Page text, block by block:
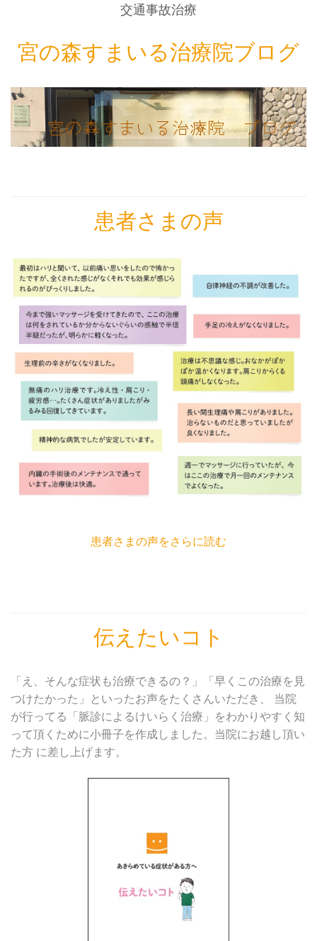
交通事故治療
宮の森すまいる治療院ブログ
患者さまの声
患者さまの声をさらに読む
伝えたいコト
「え、そんな症状も治療できるの？」「早くこの治療を見
つけたかった」といったお声をたくさんいただき、 当院
が行ってる「脈診によるけいらく治療」をわかりやすく知
って頂くために小冊子を作成しました。当院にお越し頂い
た方 に差し上げます。